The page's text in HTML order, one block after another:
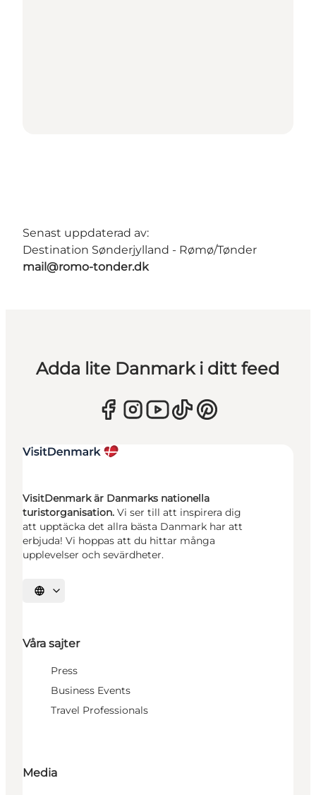
Senast uppdaterad av:
Destination Sønderjylland - Rømø/Tønder
mail@romo-tonder.dk
Adda lite Danmark i ditt feed
VisitDenmark är Danmarks nationella
turistorganisation. Vi ser till att inspirera dig
att upptäcka det allra bästa Danmark har att
erbjuda! Vi hoppas att du hittar många
upplevelser och sevärdheter.
Välj språk
Våra sajter
Press
Business Events
Travel Professionals
Media